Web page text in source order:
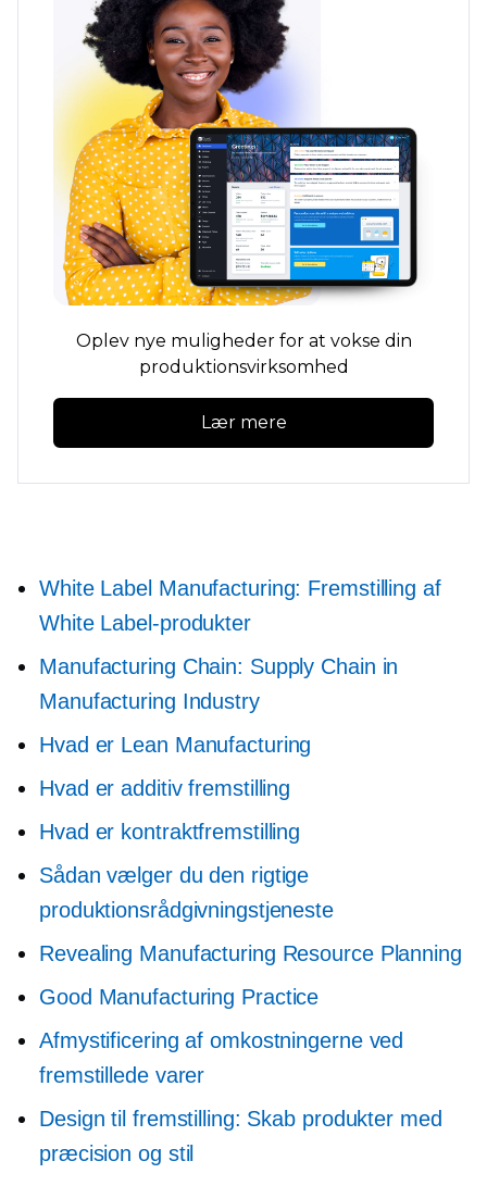
Oplev nye muligheder for at vokse din
produktionsvirksomhed
Lær mere
White Label Manufacturing: Fremstilling af
White Label-produkter
Manufacturing Chain: Supply Chain in
Manufacturing Industry
Hvad er Lean Manufacturing
Hvad er additiv fremstilling
Hvad er kontraktfremstilling
Sådan vælger du den rigtige
produktionsrådgivningstjeneste
Revealing Manufacturing Resource Planning
Good Manufacturing Practice
Afmystificering af omkostningerne ved
fremstillede varer
Design til fremstilling: Skab produkter med
præcision og stil